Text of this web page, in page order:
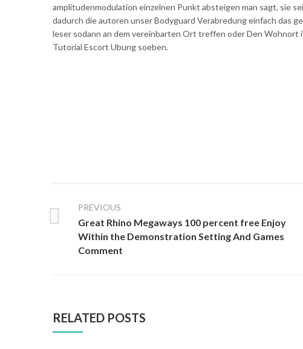
amplitudenmodulation einzelnen Punkt absteigen man sagt, sie
dadurch die autoren unser Bodyguard Verabredung einfach das
leser sodann an dem vereinbarten Ort treffen oder Den Wohnort
Tutorial Escort Ubung soeben.
PREVIOUS
Great Rhino Megaways 100 percent free Enjoy
Within the Demonstration Setting And Games
Comment
RELATED POSTS